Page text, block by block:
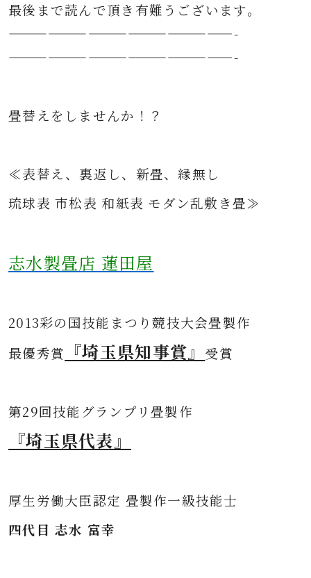
最後まで読んで頂き有難うございます。
—————————————————-
—————————————————-
畳替えをしませんか！？
≪表替え、裏返し、新畳、縁無し
琉球表 市松表 和紙表 モダン乱敷き畳≫
志水製畳店 蓮田屋
2013彩の国技能まつり競技大会畳製作
最優秀賞
『埼玉県知事賞』 受賞
第29回技能グランプリ畳製作
『埼玉県代表』
厚生労働大臣認定 畳製作一級技能士
四代目 志水 富幸